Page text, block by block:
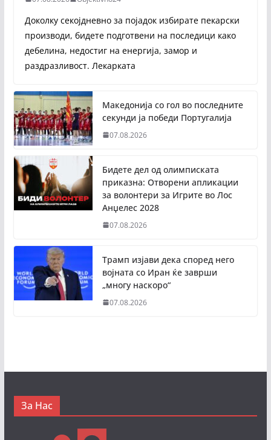
Доколку секојдневно за појадок избирате пекарски
производи, бидете подготвени на последици како
дебелина, недостиг на енергија, замор и
раздразливост. Лекарката
Македонија со гол во последните
секунди ја победи Португалија
07.08.2026
Бидете дел од олимписката
приказна: Отворени апликации
за волонтери за Игрите во Лос
Анџелес 2028
07.08.2026
Трамп изјави дека според него
војната со Иран ќе заврши
„многу наскоро“
07.08.2026
За Нас